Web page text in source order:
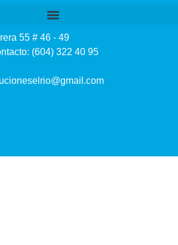
55 # 46 - 49
(604) 322 40 95